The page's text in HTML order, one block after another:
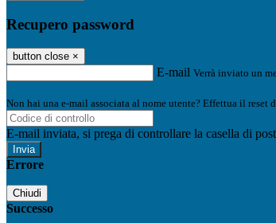
Recupero password
button close ×
E-mail Verrà inviato un
Non hai una e-mail associata al nome utente? Effettua il reset
E-mail inviata, si prega di controllare la casella di
Errore
Chiudi
Successo